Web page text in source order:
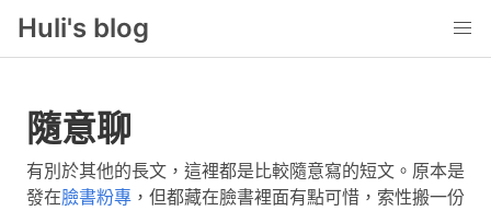
Huli's blog
隨意聊
有別於其他的長文，這裡都是比較隨意寫的短文。原本是
發在臉書粉專 ，但都藏在臉書裡面有點可惜，索性搬一份